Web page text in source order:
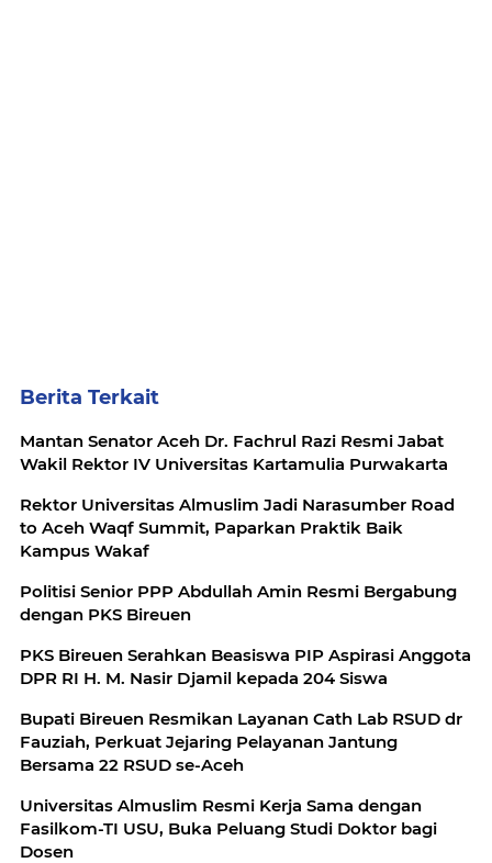
Berita Terkait
Mantan Senator Aceh Dr. Fachrul Razi Resmi Jabat
Wakil Rektor IV Universitas Kartamulia Purwakarta
Rektor Universitas Almuslim Jadi Narasumber Road
to Aceh Waqf Summit, Paparkan Praktik Baik
Kampus Wakaf
Politisi Senior PPP Abdullah Amin Resmi Bergabung
dengan PKS Bireuen
PKS Bireuen Serahkan Beasiswa PIP Aspirasi Anggota
DPR RI H. M. Nasir Djamil kepada 204 Siswa
Bupati Bireuen Resmikan Layanan Cath Lab RSUD dr
Fauziah, Perkuat Jejaring Pelayanan Jantung
Bersama 22 RSUD se-Aceh
Universitas Almuslim Resmi Kerja Sama dengan
Fasilkom-TI USU, Buka Peluang Studi Doktor bagi
Dosen